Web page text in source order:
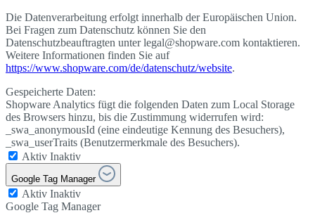
Die Datenverarbeitung erfolgt innerhalb der Europäischen Union.
Bei Fragen zum Datenschutz können Sie den
Datenschutzbeauftragten unter legal@shopware.com kontaktieren.
Weitere Informationen finden Sie auf
https://www.shopware.com/de/datenschutz/website.
Gespeicherte Daten:
Shopware Analytics fügt die folgenden Daten zum Local Storage
des Browsers hinzu, bis die Zustimmung widerrufen wird:
_swa_anonymousId (eine eindeutige Kennung des Besuchers),
_swa_userTraits (Benutzermerkmale des Besuchers).
Aktiv Inaktiv
Google Tag Manager
Aktiv Inaktiv
Google Tag Manager